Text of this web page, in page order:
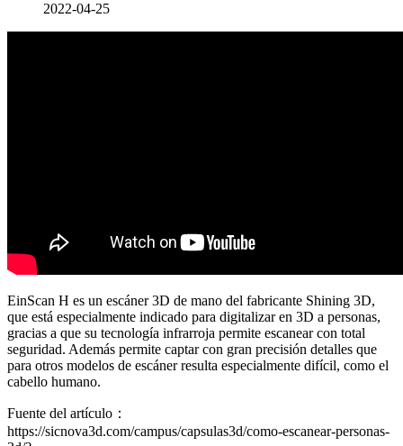
2022-04-25
EinScan H es un escáner 3D de mano del fabricante Shining 3D,
que está especialmente indicado para digitalizar en 3D a personas,
gracias a que su tecnología infrarroja permite escanear con total
seguridad. Además permite captar con gran precisión detalles que
para otros modelos de escáner resulta especialmente difícil, como el
cabello humano.
Fuente del artículo：
https://sicnova3d.com/campus/capsulas3d/como-escanear-personas-